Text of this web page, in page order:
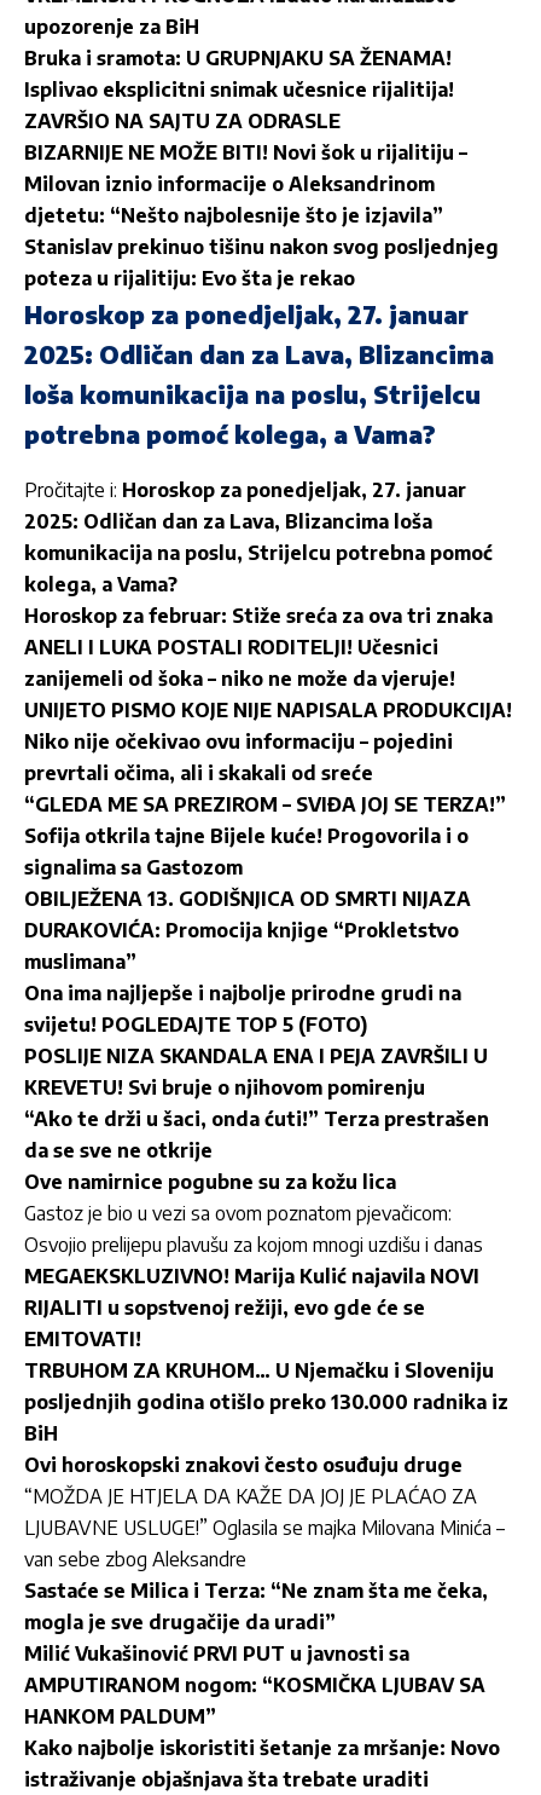
upozorenje za BiH
Bruka i sramota: U GRUPNJAKU SA ŽENAMA!
Isplivao eksplicitni snimak učesnice rijalitija!
ZAVRŠIO NA SAJTU ZA ODRASLE
BIZARNIJE NE MOŽE BITI! Novi šok u rijalitiju –
Milovan iznio informacije o Aleksandrinom
djetetu: “Nešto najbolesnije što je izjavila”
Stanislav prekinuo tišinu nakon svog posljednjeg
poteza u rijalitiju: Evo šta je rekao
Horoskop za ponedjeljak, 27. januar
2025: Odličan dan za Lava, Blizancima
loša komunikacija na poslu, Strijelcu
potrebna pomoć kolega, a Vama?
Pročitajte i: Horoskop za ponedjeljak, 27. januar
2025: Odličan dan za Lava, Blizancima loša
komunikacija na poslu, Strijelcu potrebna pomoć
kolega, a Vama?
Horoskop za februar: Stiže sreća za ova tri znaka
ANELI I LUKA POSTALI RODITELJI! Učesnici
zanijemeli od šoka – niko ne može da vjeruje!
UNIJETO PISMO KOJE NIJE NAPISALA PRODUKCIJA!
Niko nije očekivao ovu informaciju – pojedini
prevrtali očima, ali i skakali od sreće
“GLEDA ME SA PREZIROM – SVIĐA JOJ SE TERZA!”
Sofija otkrila tajne Bijele kuće! Progovorila i o
signalima sa Gastozom
OBILJEŽENA 13. GODIŠNJICA OD SMRTI NIJAZA
DURAKOVIĆA: Promocija knjige “Prokletstvo
muslimana”
Ona ima najljepše i najbolje prirodne grudi na
svijetu! POGLEDAJTE TOP 5 (FOTO)
POSLIJE NIZA SKANDALA ENA I PEJA ZAVRŠILI U
KREVETU! Svi bruje o njihovom pomirenju
“Ako te drži u šaci, onda ćuti!” Terza prestrašen
da se sve ne otkrije
Ove namirnice pogubne su za kožu lica
Gastoz je bio u vezi sa ovom poznatom pjevačicom:
Osvojio prelijepu plavušu za kojom mnogi uzdišu i danas
MEGAEKSKLUZIVNO! Marija Kulić najavila NOVI
RIJALITI u sopstvenoj režiji, evo gde će se
EMITOVATI!
TRBUHOM ZA KRUHOM… U Njemačku i Sloveniju
posljednjih godina otišlo preko 130.000 radnika iz
BiH
Ovi horoskopski znakovi često osuđuju druge
“MOŽDA JE HTJELA DA KAŽE DA JOJ JE PLAĆAO ZA
LJUBAVNE USLUGE!” Oglasila se majka Milovana Minića –
van sebe zbog Aleksandre
Sastaće se Milica i Terza: “Ne znam šta me čeka,
mogla je sve drugačije da uradi”
Milić Vukašinović PRVI PUT u javnosti sa
AMPUTIRANOM nogom: “KOSMIČKA LJUBAV SA
HANKOM PALDUM”
Kako najbolje iskoristiti šetanje za mršanje: Novo
istraživanje objašnjava šta trebate uraditi